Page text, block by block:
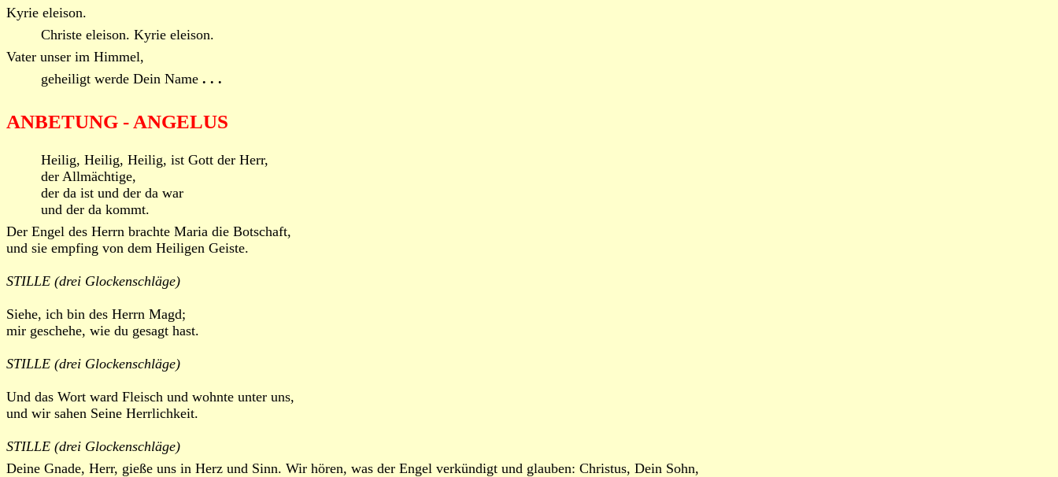
Kyrie eleison.
Christe eleison. Kyrie eleison.
Vater unser im Himmel,
geheiligt werde Dein Name . . .
ANBETUNG - ANGELUS
Heilig, Heilig, Heilig, ist Gott der Herr,
der Allmächtige,
der da ist und der da war
und der da kommt.
Der Engel des Herrn brachte Maria die Botschaft,
und sie empfing von dem Heiligen Geiste.
STILLE (drei Glockenschläge)
Siehe, ich bin des Herrn Magd;
mir geschehe, wie du gesagt hast.
STILLE (drei Glockenschläge)
Und das Wort ward Fleisch und wohnte unter uns,
und wir sahen Seine Herrlichkeit.
STILLE (drei Glockenschläge)
Deine Gnade, Herr, gieße uns in Herz und Sinn. Wir hören, was der Engel verkündigt und glauben: Christus, Dein Sohn,